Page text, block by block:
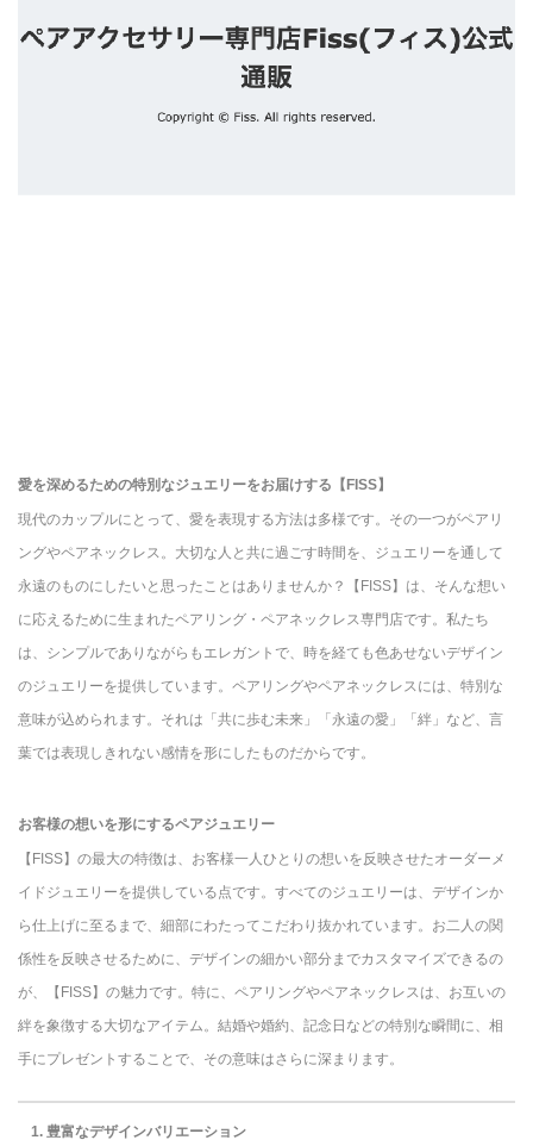
愛を深めるための特別なジュエリーをお届けする【FISS】
現代のカップルにとって、愛を表現する方法は多様です。その一つがペアリ
ングやペアネックレス。大切な人と共に過ごす時間を、ジュエリーを通して
永遠のものにしたいと思ったことはありませんか？【FISS】は、そんな想い
に応えるために生まれたペアリング・ペアネックレス専門店です。私たち
は、シンプルでありながらもエレガントで、時を経ても色あせないデザイン
のジュエリーを提供しています。ペアリングやペアネックレスには、特別な
意味が込められます。それは「共に歩む未来」「永遠の愛」「絆」など、言
葉では表現しきれない感情を形にしたものだからです。
お客様の想いを形にするペアジュエリー
【FISS】の最大の特徴は、お客様一人ひとりの想いを反映させたオーダーメ
イドジュエリーを提供している点です。すべてのジュエリーは、デザインか
ら仕上げに至るまで、細部にわたってこだわり抜かれています。お二人の関
係性を反映させるために、デザインの細かい部分までカスタマイズできるの
が、【FISS】の魅力です。特に、ペアリングやペアネックレスは、お互いの
絆を象徴する大切なアイテム。結婚や婚約、記念日などの特別な瞬間に、相
手にプレゼントすることで、その意味はさらに深まります。
1. 豊富なデザインバリエーション